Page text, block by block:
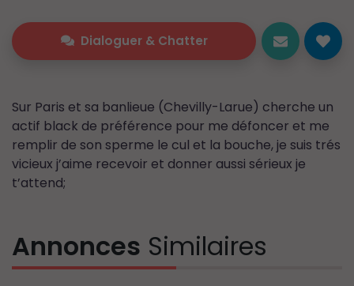
Dialoguer & Chatter
Sur Paris et sa banlieue (Chevilly-Larue) cherche un
actif black de préférence pour me défoncer et me
remplir de son sperme le cul et la bouche, je suis trés
vicieux j’aime recevoir et donner aussi sérieux je
t’attend;
Annonces Similaires